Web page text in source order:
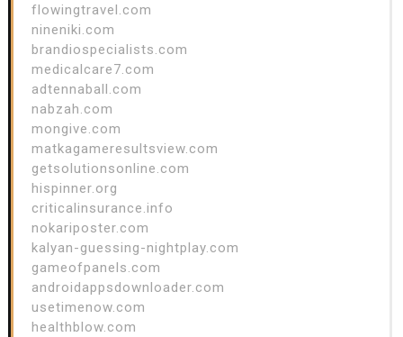
flowingtravel.com
nineniki.com
brandiospecialists.com
medicalcare7.com
adtennaball.com
nabzah.com
mongive.com
matkagameresultsview.com
getsolutionsonline.com
hispinner.org
criticalinsurance.info
nokariposter.com
kalyan-guessing-nightplay.com
gameofpanels.com
androidappsdownloader.com
usetimenow.com
healthblow.com